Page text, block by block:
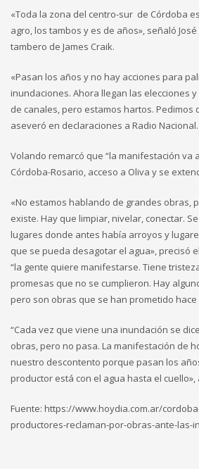
«Toda la zona del centro-sur de Córdoba
agro, los tambos y es de años», señaló
tambero de James Craik.
«Pasan los años y no hay acciones para
inundaciones. Ahora llegan las elecciones
de canales, pero estamos hartos. Pedimos
aseveró en declaraciones a Radio Nacional.
Volando remarcó que “la manifestación va
Córdoba-Rosario, acceso a Oliva y se
«No estamos hablando de grandes obras,
existe. Hay que limpiar, nivelar, conectar.
lugares donde antes había arroyos y
que se pueda desagotar el agua», precisó
“la gente quiere manifestarse. Tiene
promesas que no se cumplieron. Hay
pero son obras que se han prometido hace
“Cada vez que viene una inundación se
obras, pero no pasa. La manifestación de
nuestro descontento porque pasan los
productor está con el agua hasta el
Fuente: https://www.hoydia.com.ar/
productores-reclaman-por-obras-ante-las-